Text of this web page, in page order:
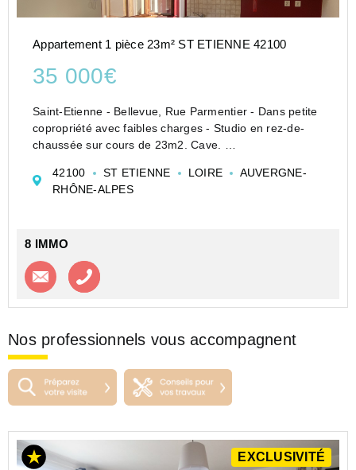
Appartement 1 pièce 23m² ST ETIENNE 42100
35 000€
Saint-Etienne - Bellevue, Rue Parmentier - Dans petite
copropriété avec faibles charges - Studio en rez-de-
chaussée sur cours de 23m2. Cave.
0477290592 - www.8immo.fr
Les informations sur les risques au...
42100 ST ETIENNE LOIRE
AUVERGNE-
RHÔNE-ALPES
8 IMMO
Contacter l'agence
Nos professionnels vous accompagnent
EXCLUSIVITÉ